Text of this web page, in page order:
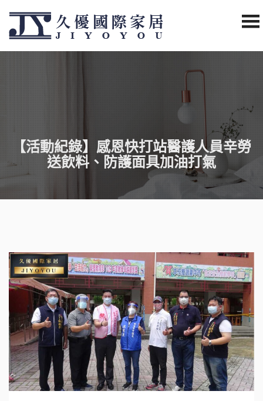
【活動紀錄】感恩快打站醫護人員辛勞
送飲料、防護面具加油打氣